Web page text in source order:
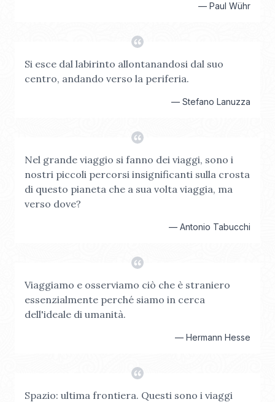
— Paul Wühr
Si esce dal labirinto allontanandosi dal suo
centro, andando verso la periferia.
— Stefano Lanuzza
Nel grande viaggio si fanno dei viaggi, sono i
nostri piccoli percorsi insignificanti sulla crosta
di questo pianeta che a sua volta viaggia, ma
verso dove?
— Antonio Tabucchi
Viaggiamo e osserviamo ciò che è straniero
essenzialmente perché siamo in cerca
dell'ideale di umanità.
— Hermann Hesse
Spazio: ultima frontiera. Questi sono i viaggi